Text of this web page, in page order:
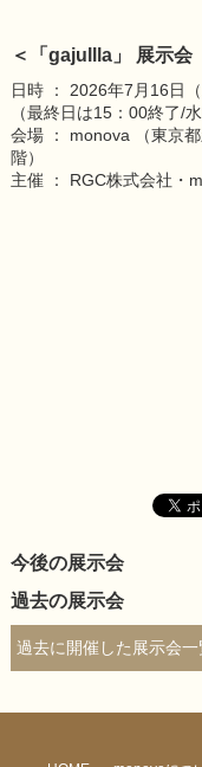
＜「gajullla」 展示
日時 ： 2026年7月16日
（最終日は15：00終了/
会場 ： monova （東京
階）
主催 ： RGC株式会社・
今後の展示会
過去の展示会
過去に開催した展示会